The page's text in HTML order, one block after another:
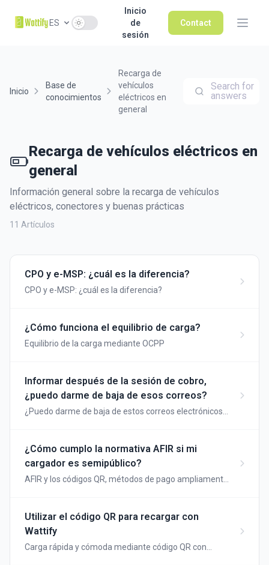
ES Use setting
Inicio
de
sesión
Contact
Inicio
Base de
conocimientos
Recarga de
vehículos
eléctricos en
general
Search for
answers
Recarga de vehículos eléctricos en
general
Información general sobre la recarga de vehículos
eléctricos, conectores y buenas prácticas
11 Artículos
CPO y e-MSP: ¿cuál es la diferencia?
CPO y e-MSP: ¿cuál es la diferencia?
¿Cómo funciona el equilibrio de carga?
Equilibrio de la carga mediante OCPP
Informar después de la sesión de cobro,
¿puedo darme de baja de esos correos?
¿Puedo darme de baja de estos correos electrónicos
¿Cómo cumplo la normativa AFIR si mi
cargador es semipúblico?
AFIR y los códigos QR, métodos de pago ampliamente
Utilizar el código QR para recargar con
Wattify
Carga rápida y cómoda mediante código QR con